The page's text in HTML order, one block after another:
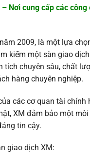
Nơi cung cấp các công
2009, là một lựa
kiếm một sàn giao
tích chuyên sâu, chất
hàng chuyên nghiệp.
các cơ quan tài chính
XM đảm bảo một
tin cậy.
giao dịch XM: